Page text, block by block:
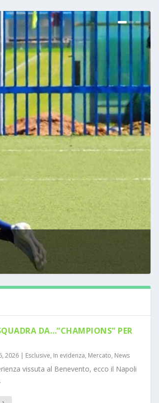
DA…”CHAMPIONS” PER
2026| Esclusive, In evidenza, Mercato, News
vissuta al Benevento, ecco il Napoli